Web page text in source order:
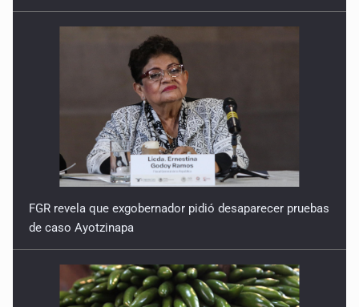
FGR revela que exgobernador pidió desaparecer pruebas
de caso Ayotzinapa